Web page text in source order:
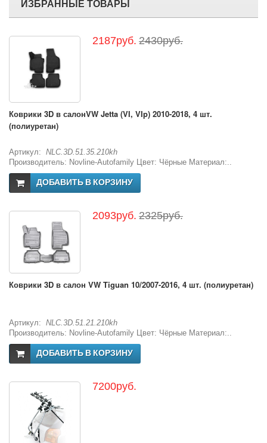
ИЗБРАННЫЕ ТОВАРЫ
2187руб. 2430руб.
Коврики 3D в салонVW Jetta (VI, VIp) 2010-2018, 4 шт.
(полиуретан)
Артикул: NLC.3D.51.35.210kh
Производитель: Novline-Autofamily Цвет: Чёрные Материал:..
ДОБАВИТЬ В КОРЗИНУ
2093руб. 2325руб.
Коврики 3D в салон VW Tiguan 10/2007-2016, 4 шт. (полиуретан)
Артикул: NLC.3D.51.21.210kh
Производитель: Novline-Autofamily Цвет: Чёрные Материал:..
ДОБАВИТЬ В КОРЗИНУ
7200руб.